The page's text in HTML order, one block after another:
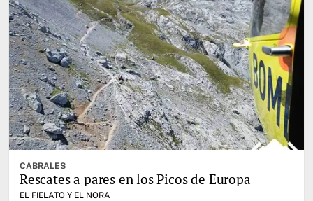
CABRALES
Rescates a pares en los Picos de Europa
EL FIELATO Y EL NORA